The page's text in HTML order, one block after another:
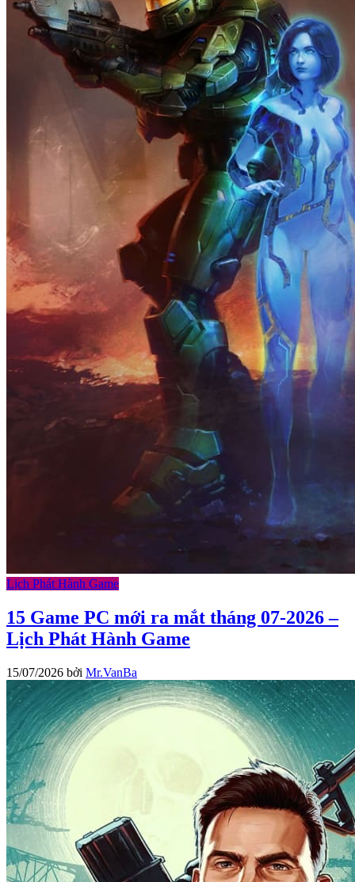
Lịch Phát Hành Game
15 Game PC mới ra mắt tháng 07-2026 –
Lịch Phát Hành Game
15/07/2026 bởi Mr.VanBa